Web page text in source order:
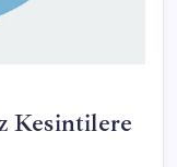
Kesintilere